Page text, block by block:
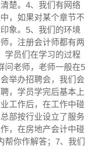
楚。4、我们有网络
，如果对某个章节不
象。5、我们的环境
，注册会计师都有两
学员们在学习的过程
问老师，老师一般在5
举办招聘会，我们会
，学员学完后基本上
工作后，在工作中碰
部按行业设立了服务
，在房地产会计中碰
你作解答；7、我们